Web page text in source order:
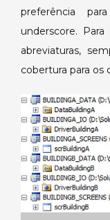
preferência
underscore.
abreviaturas,
cobertura para os